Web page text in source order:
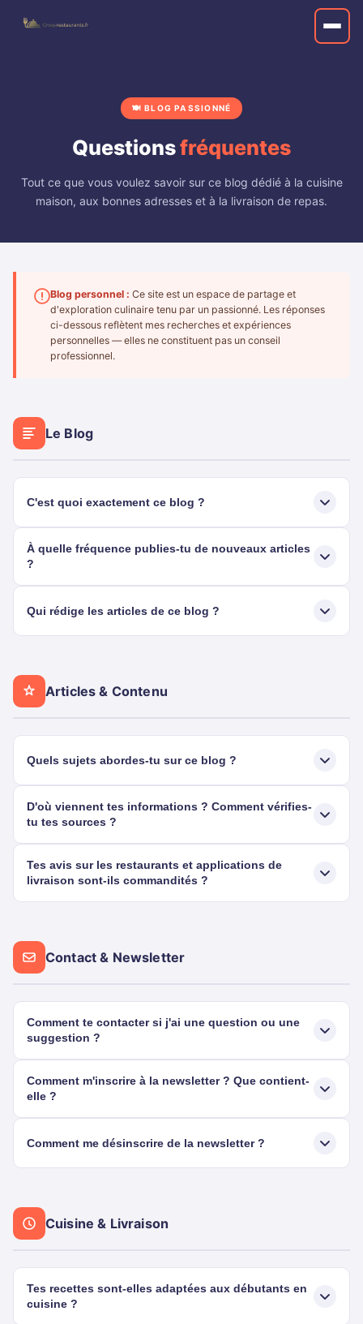
🍽️ BLOG PASSIONNÉ
Questionsfréquentes
Tout ce que vous voulez savoir sur ce blog dédié à la cuisine
maison, aux bonnes adresses et à la livraison de repas.
Blog personnel : Ce site est un espace de partage et
d'exploration culinaire tenu par un passionné. Les réponses
ci-dessous reflètent mes recherches et expériences
personnelles — elles ne constituent pas un conseil
professionnel.
Le Blog
C'est quoi exactement ce blog ?
À quelle fréquence publies-tu de nouveaux articles
?
Qui rédige les articles de ce blog ?
Articles & Contenu
Quels sujets abordes-tu sur ce blog ?
D'où viennent tes informations ? Comment vérifies-
tu tes sources ?
Tes avis sur les restaurants et applications de
livraison sont-ils commandités ?
Contact & Newsletter
Comment te contacter si j'ai une question ou une
suggestion ?
Comment m'inscrire à la newsletter ? Que contient-
elle ?
Comment me désinscrire de la newsletter ?
Cuisine & Livraison
Tes recettes sont-elles adaptées aux débutants en
cuisine ?